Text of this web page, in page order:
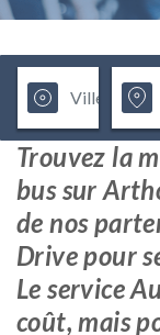
Trouvez la
bus sur
de nos
Drive pour
Le service
coût, mais